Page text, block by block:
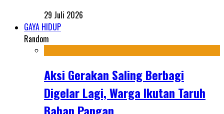
29 Juli 2026
GAYA HIDUP
Random
Aksi Gerakan Saling Berbagi
Digelar Lagi, Warga Ikutan Taruh